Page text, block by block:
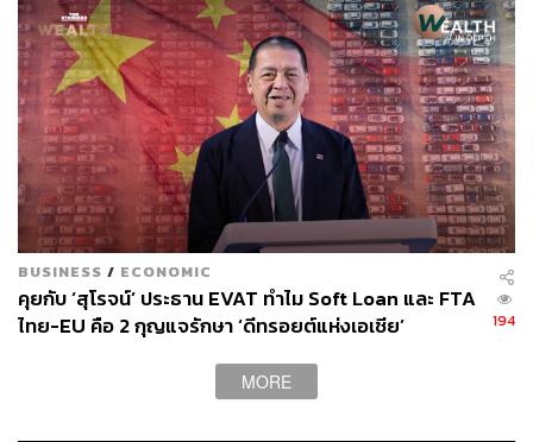
BUSINESS / ECONOMIC
คุยกับ ‘สุโรจน์’ ประธาน EVAT ทำไม Soft Loan และ FTA
ไทย-EU คือ 2 กุญแจรักษา ‘ดีทรอยต์แห่งเอเชีย’
194
MORE